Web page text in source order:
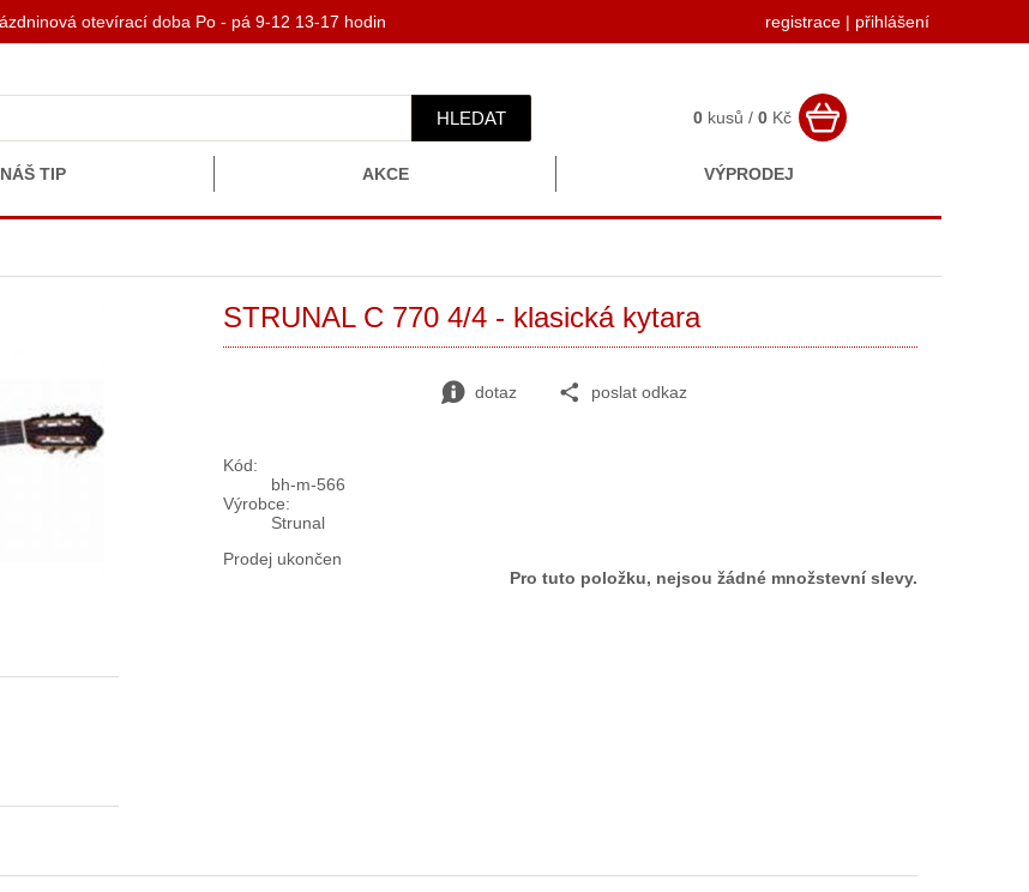
STRUNAL C 770 4/4 - klasická kytara
dotaz poslat odkaz
Kód:
bh-m-566
Výrobce:
Strunal
Prodej ukončen
Pro tuto položku, nejsou žádné množstevní slevy.
NÁŠ TIP AKCE VÝPRODEJ
otevírací doba Po - pá 9-12 13-17 hodin registrace | přihlášení
HLEDAT 0kusů / 0Kč